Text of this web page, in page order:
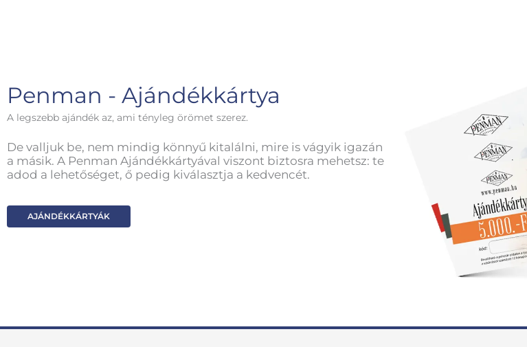
Penman - Ajándékkártya
A legszebb ajándék az, ami tényleg örömet szerez.
De valljuk be, nem mindig könnyű kitalálni, mire is vágyik igazán
a másik. A Penman Ajándékkártyával viszont biztosra mehetsz: te
adod a lehetőséget, ő pedig kiválasztja a kedvencét.
AJÁNDÉKKÁRTYÁK